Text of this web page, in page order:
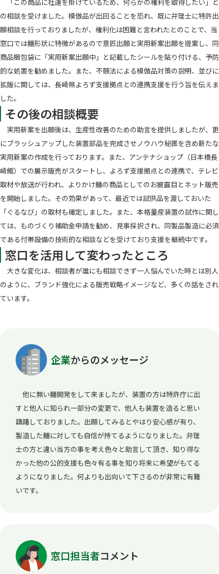
の相談を受けました。模倣品が出回ることを恐れ、既に弁理士に特許出
願相談を行っておりましたが、権利化は困難と言われたとのことで、当
窓口では麺形状に特徴があるので意匠出願と実用新案出願を提案し、同
商品梱包袋に「実用新案出願中」と記載したシールを貼り付ける、予防
的な処置を勧めました。また、不競法による模倣品対策の説明、並びに
拡販に関しては、長崎県よろず支援拠点との連携支援を行う旨を伝えま
した。
その後の相談概要
実用新案を出願後は、生産性改善のための助言を提供しましたが、更
にブラッシュアップした装置部品を完成させノウハウ秘匿を含め新たな
実用新案の作成を行っております。また、アンテナショップ（日本橋長
崎館）での展示販売がスタートし、よろず支援拠点との連携で、テレビ
取材や放送が行われ、よりかけ麺の商品としてのお披露目とネット販売
を開始しました。その効果があって、最近では試供品を渡しておいた
「ぐるなび」の取材も確定しました。また、本格量産装置の試作に関し
ては、ものづくり補助金申請を勧め、見事採択され、同製品製造に必須
である付帯設備の技術的な相談などを受けており支援を継続中です。
窓口を活用して変わったところ
大きな変化は、相談者が誰にも相談できず一人悩んでいた時とは別人
のように、ブランド強化による販売戦略イメージなど、多くの話をされ
ています。
企業からのメッセージ
他に無い麺開発をして来ましたが、装置の方は特許庁に出
すと他人に知られ一部分の変更で、他人も装置を造ると思い
躊躇しておりました。出願してみるとやはり安心感が有り、
製造した麺に対しても自信が持てるようになりました。弁理
士の方と違い当方の事を考え色々と助言して頂き、知り得な
かった他の公的支援も色々有る事を知り将来に希望がもてる
ようになりました。何よりも出向いて下さるのが非常に有難
いです。
窓口担当者コメント